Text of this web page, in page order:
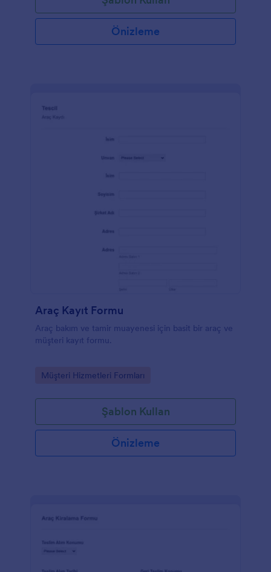
Önizleme
Araç Kayıt Formu
Araç bakım ve tamir muayenesi için basit bir araç ve
müşteri kayıt formu.
Go to Category:
Müşteri Hizmetleri Formları
Şablon Kullan
Önizleme